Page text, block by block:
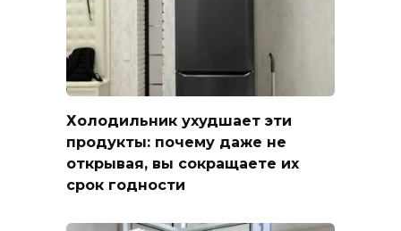
Холодильник ухудшает эти
продукты: почему даже не
открывая, вы сокращаете их
срок годности